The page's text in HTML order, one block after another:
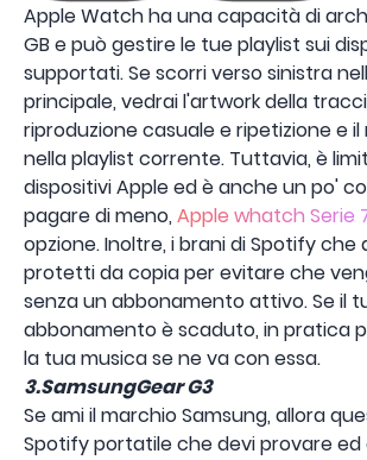
Apple Watch ha una capacità di
GB e può gestire le tue playlist sui
supportati. Se scorri verso sinistra
principale, vedrai l'artwork della
riproduzione casuale e ripetizione e
nella playlist corrente. Tuttavia, è
dispositivi Apple ed è anche un po'
pagare di meno, Apple whatch Serie
opzione. Inoltre, i brani di Spotify che
protetti da copia per evitare che
senza un abbonamento attivo. Se il
abbonamento è scaduto, in pratica
la tua musica se ne va con essa.
3.SamsungGear G3
Se ami il marchio Samsung, allora
Spotify portatile che devi provare ed